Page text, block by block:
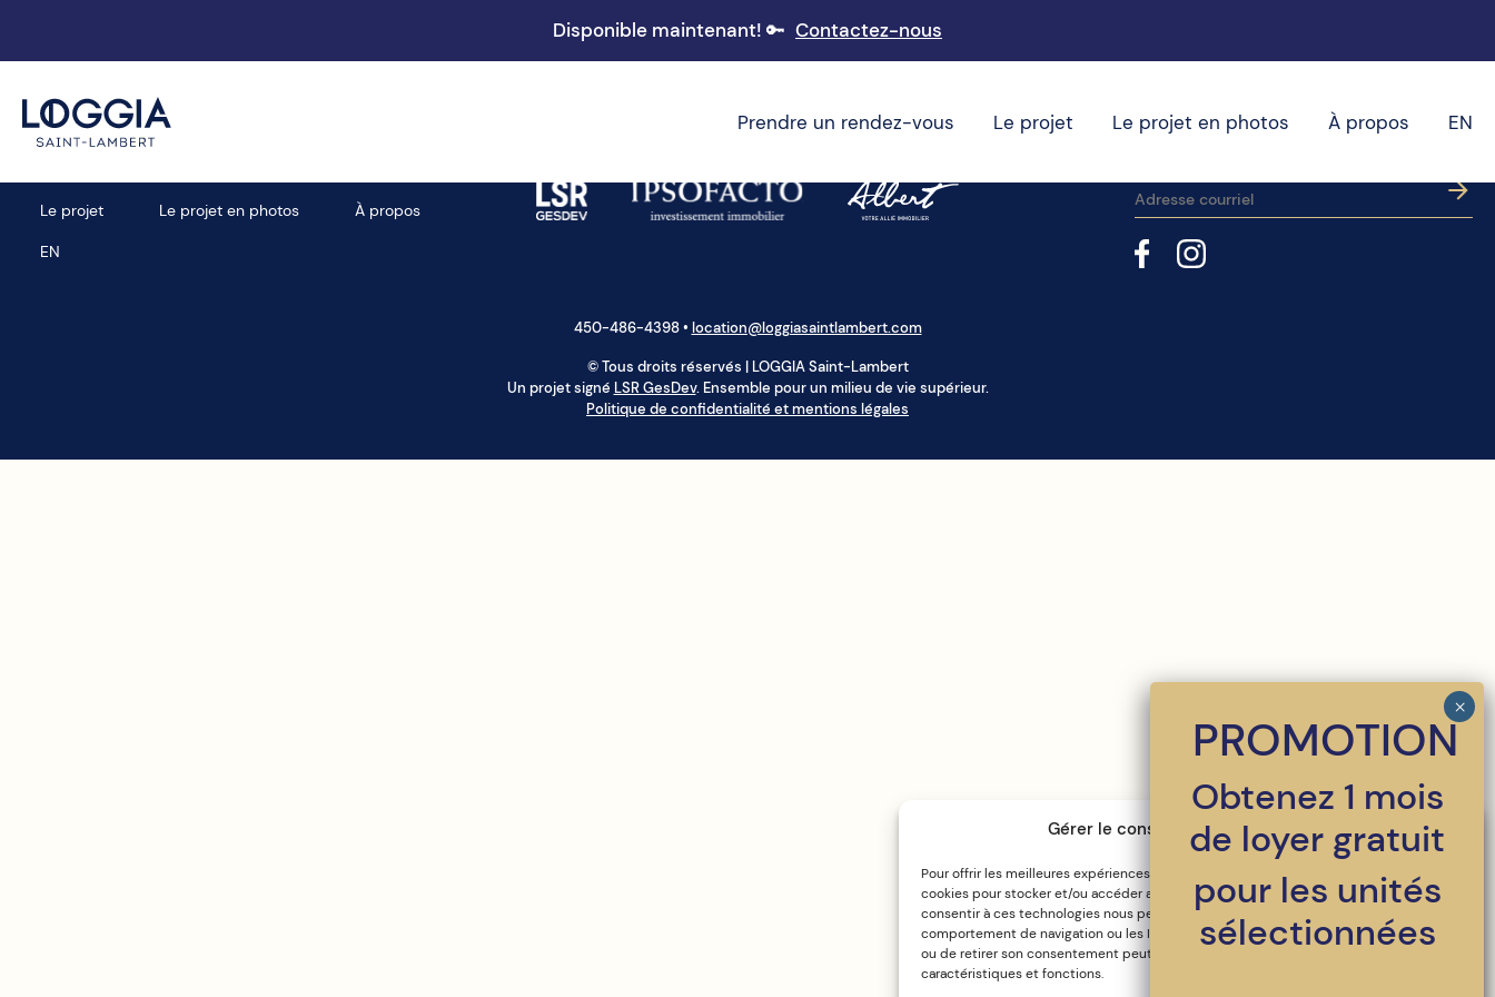
Gérer le consentement aux cookies
Pour offrir les meilleures expériences, nous utilisons des technologies telles que les
cookies pour stocker et/ou accéder aux informations des appareils. Le fait de
consentir à ces technologies nous permettra de traiter des données telles que le
comportement de navigation ou les ID uniques sur ce site. Le fait de ne pas consentir
ou de retirer son consentement peut avoir un effet négatif sur certaines
caractéristiques et fonctions.
Disponible maintenant! 🔑 Contactez-nous
Prendre un rendez-vous Le projet Le projet en photos À propos EN
Le projet Le projet en photos À propos
EN
450-486-4398• location@loggiasaintlambert.com
© Tous droits réservés | LOGGIA Saint-Lambert
Un projet signé LSR GesDev. Ensemble pour un milieu de vie supérieur.
Politique de confidentialité et mentions légales
PROMOTION
Obtenez 1 mois
de loyer gratuit
pour les unités
sélectionnées